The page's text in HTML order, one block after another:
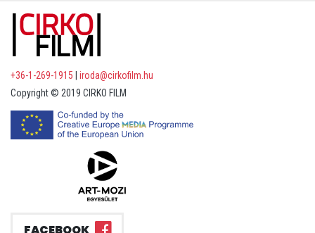
+36-1-269-1915
iroda@cirkofilm.hu
Copyright © 2019 CIRKO FILM
FACEBOOK